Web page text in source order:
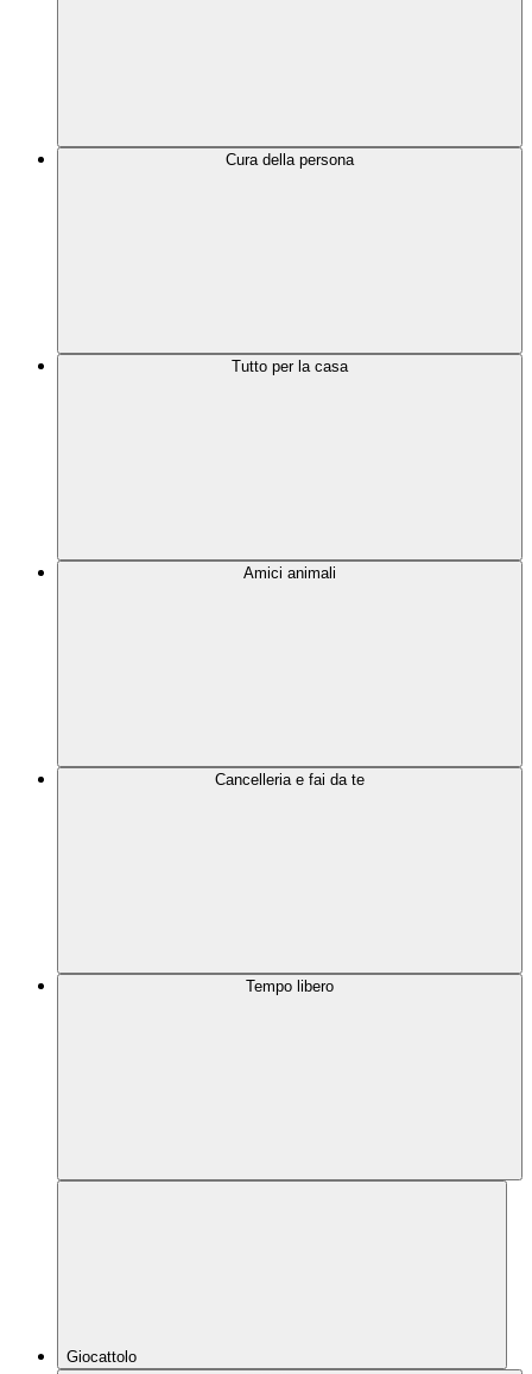
Cura della persona
Tutto per la casa
Amici animali
Cancelleria e fai da te
Tempo libero
Giocattolo